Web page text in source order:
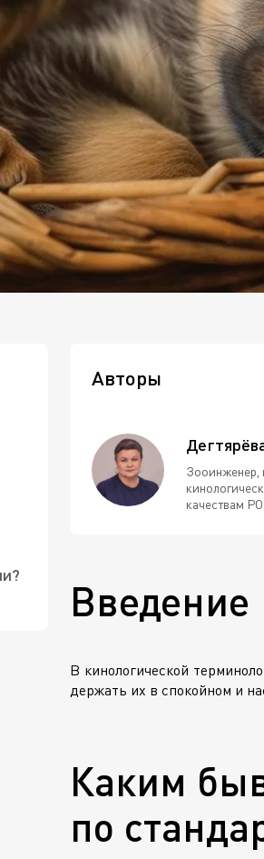
Авторы
Зооинженер,
качествам
Введение
В кинологической
держать их в спокойном и
Каким
по